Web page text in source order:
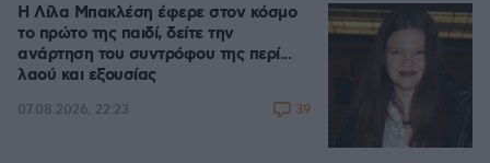
Η Λίλα Μπακλέση έφερε στον κόσμο
το πρώτο της παιδί, δείτε την
ανάρτηση του συντρόφου της περί...
λαού και εξουσίας
07.08.2026, 22:23 39